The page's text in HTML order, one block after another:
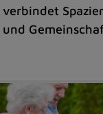
verbindet
und